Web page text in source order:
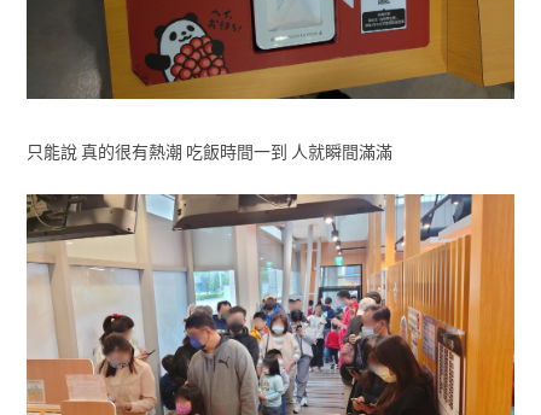
只能說 真的很有熱潮 吃飯時間一到 人就瞬間滿滿